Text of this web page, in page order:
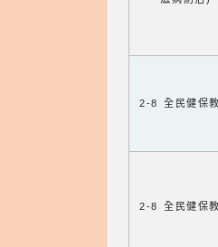
2-8 全民健保
2-8 全民健保